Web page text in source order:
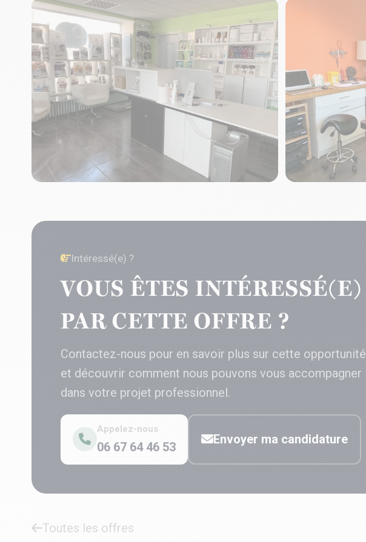
Intéressé(e) ?
VOUS ÊTES INTÉRESSÉ(E)
PAR CETTE OFFRE ?
Contactez-nous pour en savoir plus sur cette opportunité
et découvrir comment nous pouvons vous accompagner
dans votre projet professionnel.
Appelez-nous
06 67 64 46 53
Envoyer ma candidature
Toutes les offres